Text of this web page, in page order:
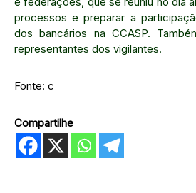
processos e preparar a
dos bancários na CCASP.
representantes dos vigilantes.
Fonte: c
Compartilhe